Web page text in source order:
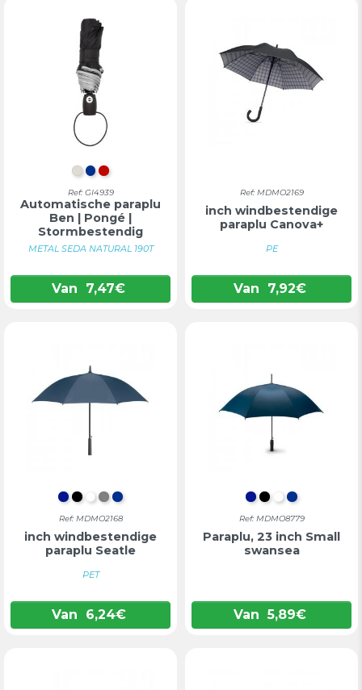
LICHTGRIJS
BLAUW
ROOD
Ref: GI4939
Automatische paraplu
Ben | Pongé |
Stormbestendig
METAL SEDA NATURAL 190T
Van 7,47€
Ref: MDMO2169
inch windbestendige
paraplu Canova+
PE
Van 7,92€
KONINGSBLAUW
ZWART
WITGRIJSBLAUW
Ref: MDMO2168
inch windbestendige
paraplu Seatle
PET
Van 6,24€
ZWART
WITBLAUW
Ref: MDMO8779
Paraplu, 23 inch Small
swansea
Van 5,89€